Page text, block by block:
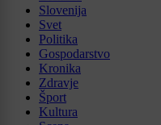
Slovenija
Svet
Politika
Gospodarstvo
Kronika
Zdravje
Šport
Kultura